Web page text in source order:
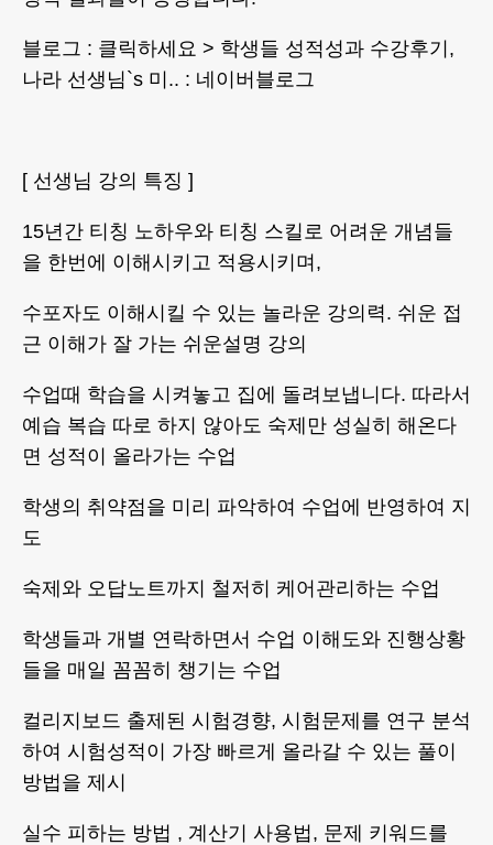
블로그 : 클릭하세요 > 학생들 성적성과 수강후기,
나라 선생님`s 미.. : 네이버블로그
[ 선생님 강의 특징 ]
15년간 티칭 노하우와 티칭 스킬로 어려운 개념들
을 한번에 이해시키고 적용시키며,
수포자도 이해시킬 수 있는 놀라운 강의력. 쉬운 접
근 이해가 잘 가는 쉬운설명 강의
수업때 학습을 시켜놓고 집에 돌려보냅니다. 따라서
예습 복습 따로 하지 않아도 숙제만 성실히 해온다
면 성적이 올라가는 수업
학생의 취약점을 미리 파악하여 수업에 반영하여 지
도
숙제와 오답노트까지 철저히 케어관리하는 수업
학생들과 개별 연락하면서 수업 이해도와 진행상황
들을 매일 꼼꼼히 챙기는 수업
컬리지보드 출제된 시험경향, 시험문제를 연구 분석
하여 시험성적이 가장 빠르게 올라갈 수 있는 풀이
방법을 제시
실수 피하는 방법 , 계산기 사용법, 문제 키워드를